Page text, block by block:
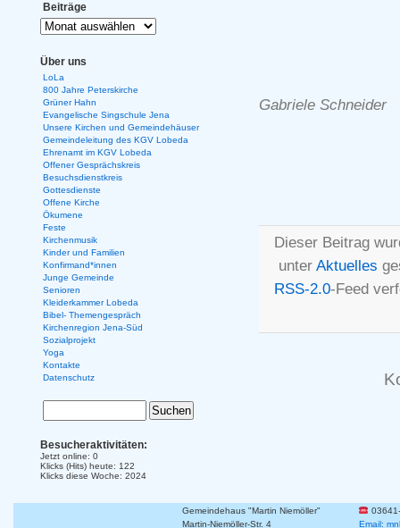
Gabriele Schneider
Dieser Beitrag
unter Aktuelles
RSS-2.0-Feed
Beiträge
Über uns
LoLa
800 Jahre Peterskirche
Grüner Hahn
Evangelische Singschule Jena
Unsere Kirchen und Gemeindehäuser
Gemeindeleitung des KGV Lobeda
Ehrenamt im KGV Lobeda
Offener Gesprächskreis
Besuchsdienstkreis
Gottesdienste
Offene Kirche
Ökumene
Feste
Kirchenmusik
Kinder und Familien
Konfirmand*innen
Junge Gemeinde
Senioren
Kleiderkammer Lobeda
Bibel- Themengespräch
Kirchenregion Jena-Süd
Sozialprojekt
Yoga
Kontakte
Datenschutz
Besucheraktivitäten:
Jetzt online: 0
Klicks (Hits) heute: 122
Klicks diese Woche: 2024
Gemeindehaus "Martin Niemöller"
Martin-Niemöller-Str. 4
Email: